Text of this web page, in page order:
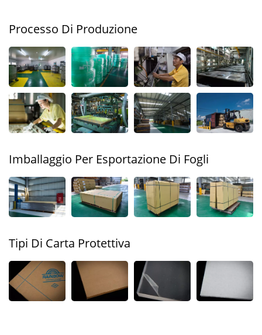
Processo Di Produzione
Imballaggio Per Esportazione Di Fogli
Tipi Di Carta Protettiva